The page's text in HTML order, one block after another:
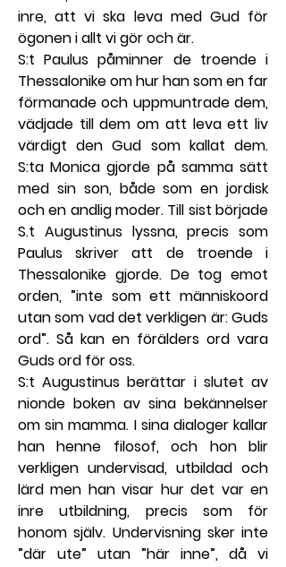
inre, att vi ska leva med Gud för
ögonen i allt vi gör och är.
S:t Paulus påminner de troende i
Thessalonike om hur han som en far
förmanade och uppmuntrade dem,
vädjade till dem om att leva ett liv
värdigt den Gud som kallat dem.
S:ta Monica gjorde på samma sätt
med sin son, både som en jordisk
och en andlig moder. Till sist började
S.t Augustinus lyssna, precis som
Paulus skriver att de troende i
Thessalonike gjorde. De tog emot
orden, ”inte som ett människoord
utan som vad det verkligen är: Guds
ord”. Så kan en förälders ord vara
Guds ord för oss.
S:t Augustinus berättar i slutet av
nionde boken av sina bekännelser
om sin mamma. I sina dialoger kallar
han henne filosof, och hon blir
verkligen undervisad, utbildad och
lärd men han visar hur det var en
inre utbildning, precis som för
honom själv. Undervisning sker inte
”där ute” utan ”här inne”, då vi